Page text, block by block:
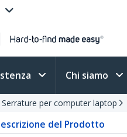
Chi siamo
Serrature per computer laptop
del Prodotto